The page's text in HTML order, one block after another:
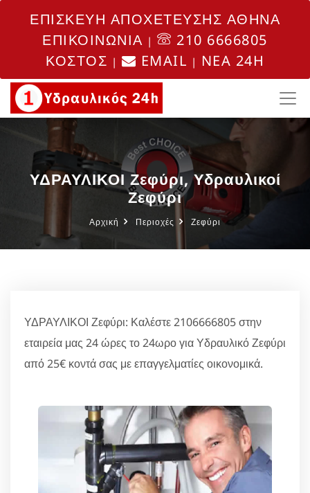
ΕΠΙΣΚΕΥΗ ΑΠΟΧΕΤΕΥΣΗΣ ΑΘΗΝΑ
ΕΠΙΚΟΙΝΩΝΙΑ |
210 6666805
ΚΟΣΤΟΣ | EMAIL | NEA 24H
ΥΔΡΑΥΛΙΚΟΙ Ζεφύρι, Υδραυλικοί
Ζεφύρι
Αρχική Περιοχές Ζεφύρι
ΥΔΡΑΥΛΙΚΟΙ Ζεφύρι: Καλέστε 2106666805 στην
εταιρεία μας 24 ώρες το 24ωρο για Υδραυλικό Ζεφύρι
από 25€ κοντά σας με επαγγελματίες οικονομικά.